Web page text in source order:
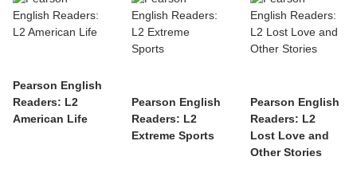
Pearson English
Readers: L2
American Life
Pearson English
Readers: L2
Extreme Sports
Pearson English
Readers: L2
Lost Love and
Other Stories